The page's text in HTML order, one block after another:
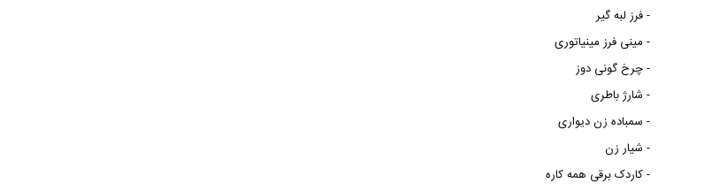
فرز لبه گیر -
مینی فرز مینیاتوری -
چرخ گونی دوز -
شارژ باطری -
سمباده زن دیواری -
شیار زن -
کاردک برقی همه کاره -